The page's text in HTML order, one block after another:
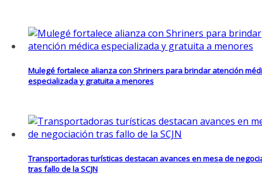
Mulegé fortalece alianza con Shriners para brindar atención
especializada y gratuita a menores
Transportadoras turísticas destacan avances en mesa de
tras fallo de la SCJN